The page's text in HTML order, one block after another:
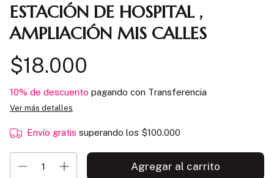
ESTACIÓN DE HOSPITAL ,
AMPLIACIÓN MIS CALLES
$18.000
10% de descuento pagando con Transferencia
Ver más detalles
Envío gratis superando los $100.000